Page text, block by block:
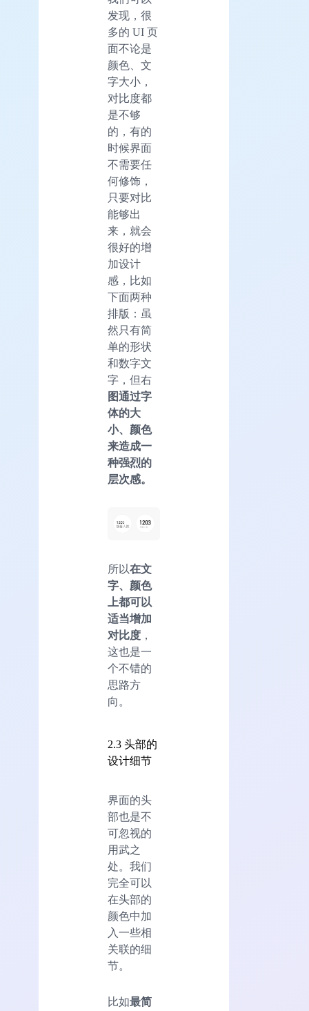
发现，很
多的 UI 页
面不论是
颜色、文
字大小，
对比度都
是不够
的，有的
时候界面
不需要任
何修饰，
只要对比
能够出
来，就会
很好的增
加设计
感，比如
下面两种
排版：虽
然只有简
单的形状
和数字文
字，但右
图通过字
体的大
小、颜色
来造成一
种强烈的
层次感。
所以在文
字、颜色
上都可以
适当增加
对比度 ，
这也是一
个不错的
思路方
向。
2.3 头部的
设计细节
界面的头
部也是不
可忽视的
用武之
处。我们
完全可以
在头部的
颜色中加
入一些相
关联的细
节。
比如最简